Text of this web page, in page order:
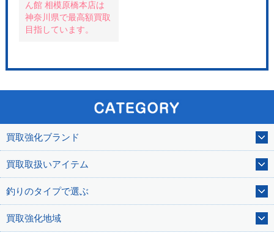
ん館 相模原橋本店は
神奈川県で最高額買取
目指しています。
買取強化ブランド
買取取扱いアイテム
釣りのタイプで選ぶ
買取強化地域